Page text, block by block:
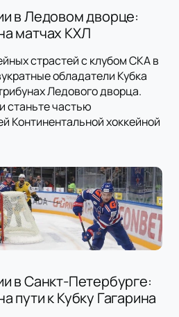
в Ледовом дворце:
матчах КХЛ
страстей с клубом СКА в
обладатели Кубка
Ледового дворца.
станьте частью
Континентальной хоккейной
в Санкт-Петербурге:
пути к Кубку Гагарина